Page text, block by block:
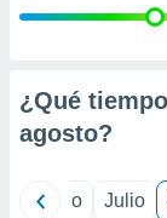
del
de
de
uso de
¿Qué
agosto?
Junio Julio